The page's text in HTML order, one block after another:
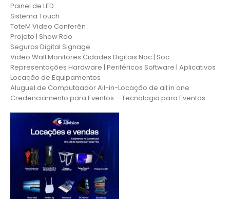
Painel de LED
Sistema Touch
ToteM Video Conferên
Projeto | Show Roo
Seguros Digital Signage
Video Wall Monitores Cidades Digitais Noc | Soc
Representações Hardware | Periféricos Software | Aplicativos
Locação de Equipamentos
Aluguel de Computaador All-in-Locação de all in one
Credenciamento para Eventos – Tecnologia para Eventos